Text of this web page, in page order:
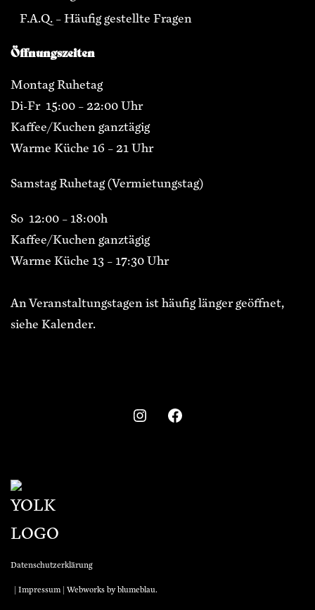
F.A.Q. – Häufig gestellte Fragen
Öffnungszeiten
Montag Ruhetag
Di-Fr 15:00 – 22:00 Uhr
Kaffee/Kuchen ganztägig
Warme Küche 16 – 21 Uhr
Samstag Ruhetag (Vermietungstag)
So 12:00 – 18:00h
Kaffee/Kuchen ganztägig
Warme Küche 13 – 17:30 Uhr
An Veranstaltungstagen ist häufig länger geöffnet,
siehe Kalender.
Datenschutzerklärung
| Impressum| Webworks byblumeblau.